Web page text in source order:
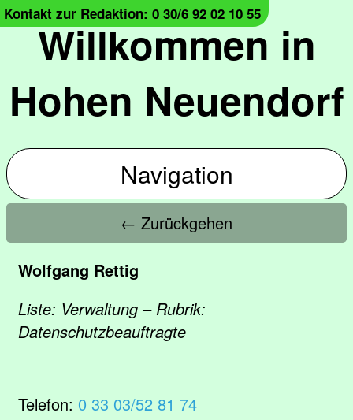
Willkommen in
Hohen Neuendorf
Kontakt zur Redaktion: 0 30/6 92 02 10 55
Navigation
← Zurückgehen
Wolfgang Rettig
Liste: Verwaltung – Rubrik:
Datenschutzbeauftragte
Telefon: 0 33 03/52 81 74